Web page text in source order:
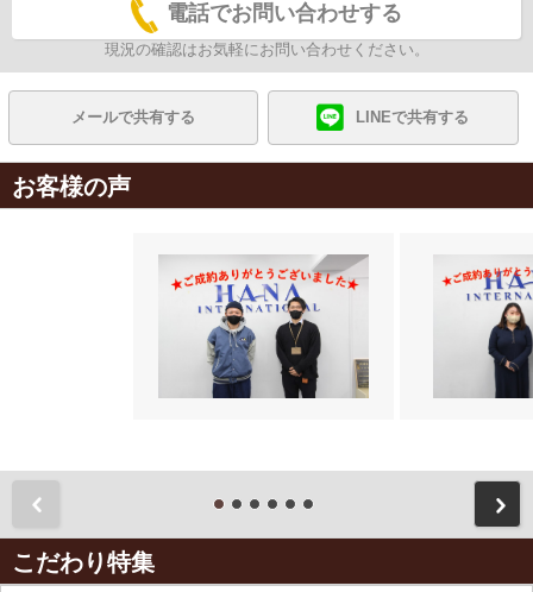
電話でお問い合わせする
現況の確認はお気軽にお問い合わせください。
メールで共有する LINEで共有する
お客様の声
こだわり特集